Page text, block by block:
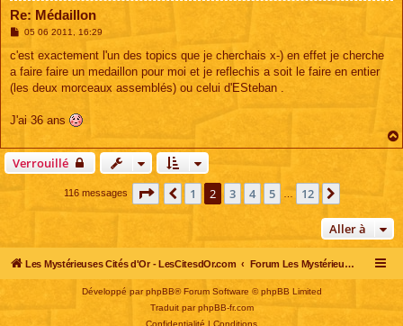
Re: Médaillon
M
s
a
g
05 06 2011, 16:29
c'est exactement l'un des topics que je cherchais x-) en effet je cherche
a faire faire un medaillon pour moi et je reflechis a soit le faire en entier
(les deux morceaux assemblés) ou celui d'ESteban .
J'ai 36 ans
Verrouillé
116 messages Page sur12
Précédente
1 2 3 4 5 12
Aller à
Les Mystérieuses Cités d'Or - LesCitesdOr.com Forum Les Mystérieuses Cités d'Or
Développé parphpBB® Forum Software © phpBB Limited
Traduit parphpBB-fr.com
Confidentialité | Conditions